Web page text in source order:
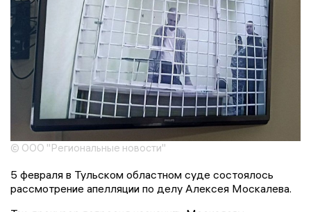
© ООО "Региональные новости"
5 февраля в Тульском областном суде состоялось
рассмотрение апелляции по делу Алексея Москалева.